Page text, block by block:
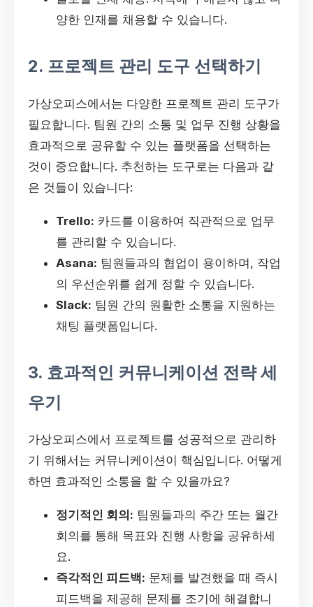
양한 인재를 채용할 수 있습니다.
2. 프로젝트 관리 도구 선택하기
가상오피스에서는 다양한 프로젝트 관리 도구가
필요합니다. 팀원 간의 소통 및 업무 진행 상황을
효과적으로 공유할 수 있는 플랫폼을 선택하는
것이 중요합니다. 추천하는 도구로는 다음과 같
은 것들이 있습니다:
Trello: 카드를 이용하여 직관적으로 업무
를 관리할 수 있습니다.
Asana: 팀원들과의 협업이 용이하며, 작업
의 우선순위를 쉽게 정할 수 있습니다.
Slack: 팀원 간의 원활한 소통을 지원하는
채팅 플랫폼입니다.
3. 효과적인 커뮤니케이션 전략 세
우기
가상오피스에서 프로젝트를 성공적으로 관리하
기 위해서는 커뮤니케이션이 핵심입니다. 어떻게
하면 효과적인 소통을 할 수 있을까요?
정기적인 회의: 팀원들과의 주간 또는 월간
회의를 통해 목표와 진행 사항을 공유하세
요.
즉각적인 피드백: 문제를 발견했을 때 즉시
피드백을 제공해 문제를 조기에 해결합니